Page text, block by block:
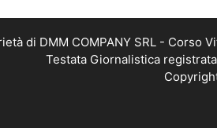
di DMM COMPANY SRL - Corso
Testata Giornalistica